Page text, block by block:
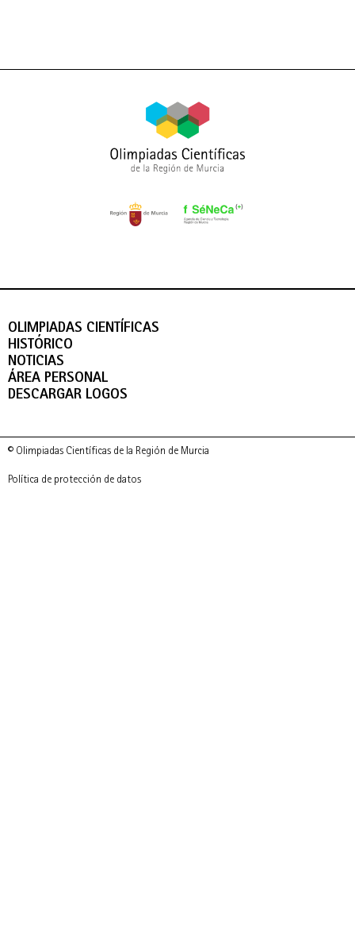
OLIMPIADAS CIENTÍFICAS
HISTÓRICO
NOTICIAS
ÁREA PERSONAL
DESCARGAR LOGOS
© Olimpiadas Científicas de la Región de Murcia
Política de protección de datos